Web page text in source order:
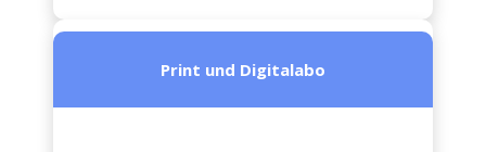
Print und Digitalabo